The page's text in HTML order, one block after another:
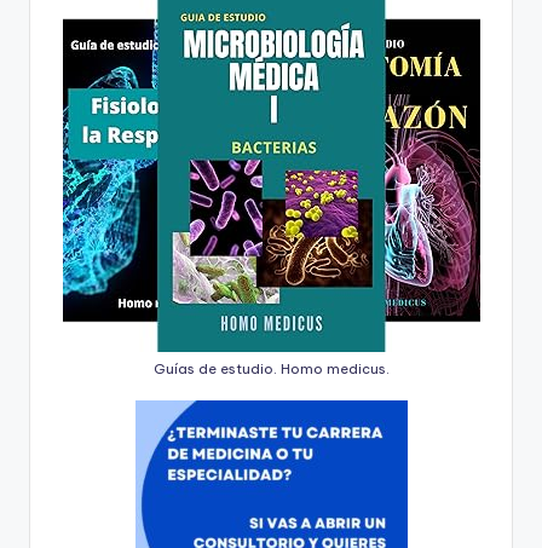
Guías de estudio. Homo medicus.